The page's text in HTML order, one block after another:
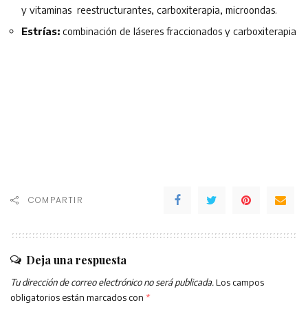
y vitaminas reestructurantes, carboxiterapia, microondas.
Estrías: combinación de láseres fraccionados y carboxiterapia
COMPARTIR
Deja una respuesta
Tu dirección de correo electrónico no será publicada. Los campos
obligatorios están marcados con *